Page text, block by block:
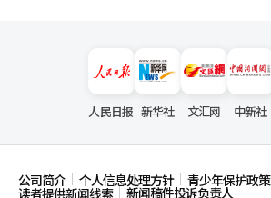
人民日报 新华社 文汇网 中新社
公司简介 个人信息处理方针 青少年保护政策
读者提供新闻线索 新闻稿件投诉负责人